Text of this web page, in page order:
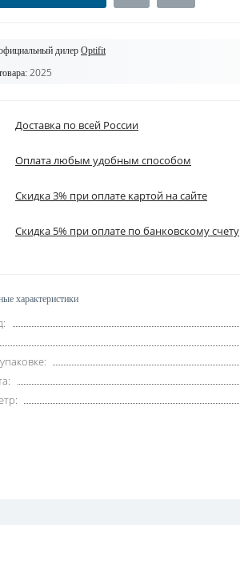
дилер Optifit
2025
Доставка по всей России
Оплата любым удобным способом
Скидка 3% при оплате картой на сайте
Скидка 5% при оплате по банковскому счету
характеристики